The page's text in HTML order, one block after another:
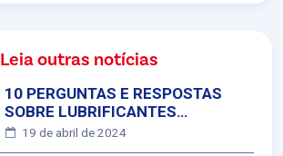
Leia outras notícias
10 PERGUNTAS E RESPOSTAS
SOBRE LUBRIFICANTES
AUTOMOTIVOS
19 de abril de 2024